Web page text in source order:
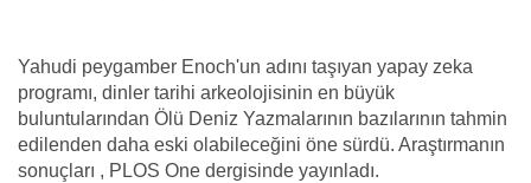
Yahudi peygamber Enoch'un adını taşıyan yapay zeka
programı, dinler tarihi arkeolojisinin en büyük
buluntularından Ölü Deniz Yazmalarının bazılarının tahmin
edilenden daha eski olabileceğini öne sürdü. Araştırmanın
sonuçları , PLOS One dergisinde yayınladı.